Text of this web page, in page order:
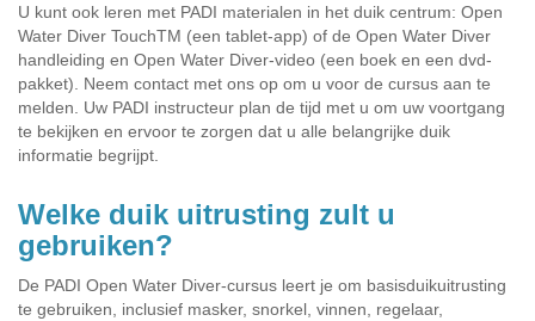
U kunt ook leren met PADI materialen in het duik centrum: Open
Water Diver TouchTM (een tablet-app) of de Open Water Diver
handleiding en Open Water Diver-video (een boek en een dvd-
pakket). Neem contact met ons op om u voor de cursus aan te
melden. Uw PADI instructeur plan de tijd met u om uw voortgang
te bekijken en ervoor te zorgen dat u alle belangrijke duik
informatie begrijpt.
Welke duik uitrusting zult u
gebruiken?
De PADI Open Water Diver-cursus leert je om basisduikuitrusting
te gebruiken, inclusief masker, snorkel, vinnen, regelaar,